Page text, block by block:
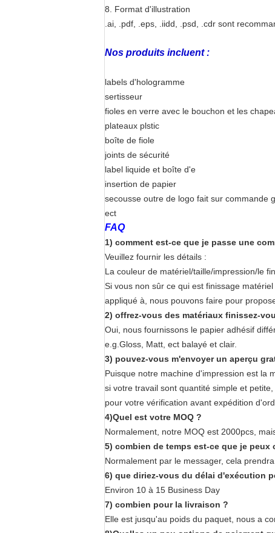
8. Format d'illustration
.ai, .pdf, .eps, .iidd, .psd, .cdr sont
Nos produits incluent :
labels d'hologramme
sertisseur
fioles en verre avec le bouchon et les
plateaux plstic
boîte de fiole
joints de sécurité
label liquide et boîte d'e
insertion de papier
secousse outre de logo fait sur commande
ect
FAQ
1) comment est-ce que je passe une
Veuillez fournir les détails :
La couleur de matériel/taille/impression/le
Si vous non sûr ce qui est finissage
appliqué à, nous pouvons faire pour
2) offrez-vous des matériaux finissez-
Oui, nous fournissons le papier adhésif
e.g.Gloss, Matt, ect balayé et clair.
3) pouvez-vous m'envoyer un aperçu
Puisque notre machine d'impression est la
si votre travail sont quantité simple et
pour votre vérification avant expédition
4)Quel est votre MOQ ?
Normalement, notre MOQ est 2000pcs,
5) combien de temps est-ce que je
Normalement par le messager, cela
6) que diriez-vous du délai d'exécution
Environ 10 à 15 Business Day
7) combien pour la livraison ?
Elle est jusqu'au poids du paquet, nous a